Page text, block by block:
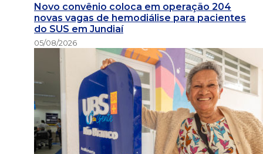
Novo convênio coloca em operação 204
novas vagas de hemodiálise para pacientes
do SUS em Jundiaí
05/08/2026